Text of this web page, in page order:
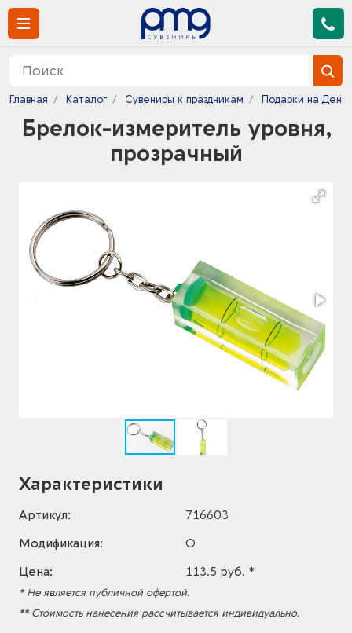
Главная Каталог Сувениры к праздникам Подарки на День
Брелок-измеритель уровня,
прозрачный
Характеристики
Артикул:
716603
Модификация:
O
Цена:
113.5 руб. *
* Не является публичной офертой.
** Стоимость нанесения рассчитывается индивидуально.